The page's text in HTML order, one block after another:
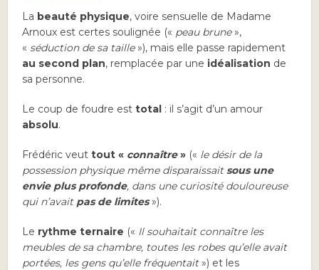
La beauté physique, voire sensuelle de Madame
Arnoux est certes soulignée (« peau brune»,
« séduction de sa taille»), mais elle passe rapidement
au second plan, remplacée par une idéalisation de
sa personne.
Le coup de foudre esttotal : il s’agit d’un amour
absolu.
Frédéric veuttout « connaître» (« le désir de la
possession physique même disparaissaitsous une
envie plus profonde, dans une curiosité douloureuse
qui n’avait pas de limites»).
Le rythme ternaire (« Il souhaitait connaître les
meubles de sa chambre, toutes les robes qu’elle avait
portées, les gens qu’elle fréquentait») et les